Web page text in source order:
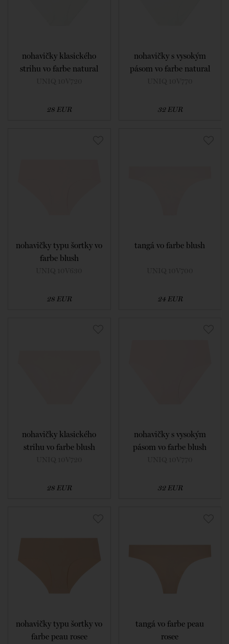
nohavičky klasického
strihu vo farbe natural
28 EUR
nohavičky s vysokým
pásom vo farbe natural
32 EUR
nohavičky typu šortky vo
farbe blush
28 EUR
tangá vo farbe blush
24 EUR
nohavičky klasického
strihu vo farbe blush
28 EUR
nohavičky s vysokým
pásom vo farbe blush
32 EUR
nohavičky typu šortky vo
farbe peau rosee
tangá vo farbe peau
rosee